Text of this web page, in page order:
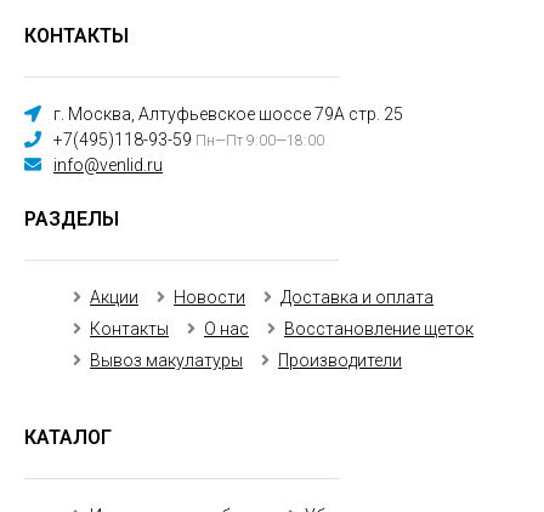
КОНТАКТЫ
г. Москва, Алтуфьевское шоссе 79А стр. 25
+7(495)118-93-59 Пн—Пт 9:00—18:00
info@venlid.ru
РАЗДЕЛЫ
Акции Новости
Доставка и оплата
Контакты
О нас
Восстановление щеток
Вывоз макулатуры
Производители
КАТАЛОГ